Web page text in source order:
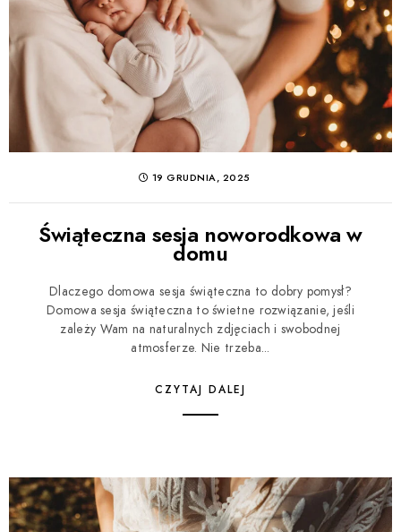
19 GRUDNIA, 2025
Świąteczna sesja noworodkowa w
domu
Dlaczego domowa sesja świąteczna to dobry pomysł?
Domowa sesja świąteczna to świetne rozwiązanie, jeśli
zależy Wam na naturalnych zdjęciach i swobodnej
atmosferze. Nie trzeba...
CZYTAJ DALEJ